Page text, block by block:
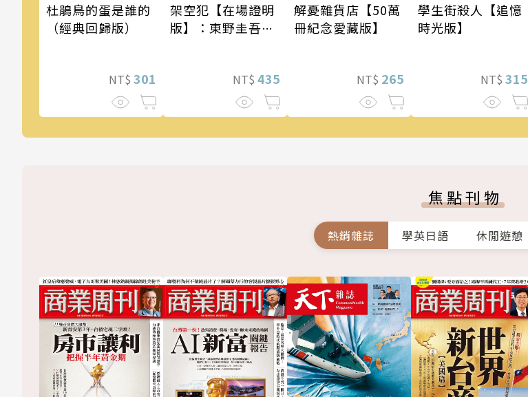
杜鵑鳥的蛋是誰的
（經典回歸版）
NT$ 301
架空犯【在場證明
版】：東野圭吾出
列重磅新作！
NT$ 435
解憂雜貨店【50萬
冊紀念愛藏版】
NT$ 265
學生街殺人【追憶
時光版】
NT$ 315
焦點刊物
熱銷雜誌 學英日語 休閒遊憩